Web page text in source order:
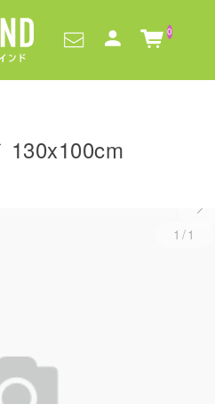
0
130x100cm
1/1